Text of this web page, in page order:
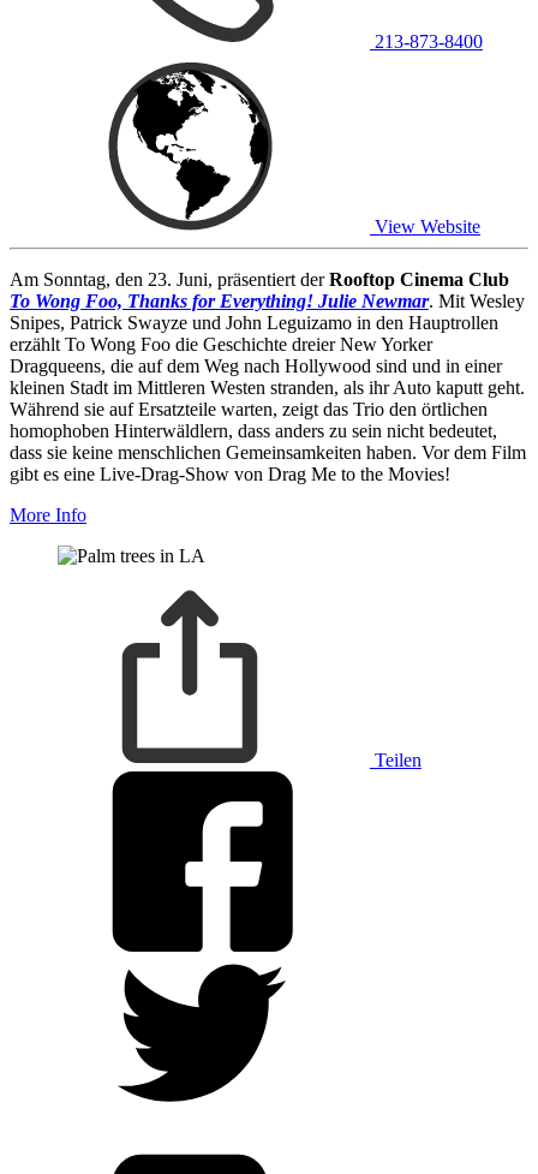
213-873-8400
View Website
Am Sonntag, den 23. Juni, präsentiert derRooftop Cinema Club
To Wong Foo, Thanks for Everything! Julie Newmar. Mit Wesley
Snipes, Patrick Swayze und John Leguizamo in den Hauptrollen
erzählt To Wong Foo die Geschichte dreier New Yorker
Dragqueens, die auf dem Weg nach Hollywood sind und in einer
kleinen Stadt im Mittleren Westen stranden, als ihr Auto kaputt geht.
Während sie auf Ersatzteile warten, zeigt das Trio den örtlichen
homophoben Hinterwäldlern, dass anders zu sein nicht bedeutet,
dass sie keine menschlichen Gemeinsamkeiten haben. Vor dem Film
gibt es eine Live-Drag-Show von Drag Me to the Movies!
More Info
Teilen